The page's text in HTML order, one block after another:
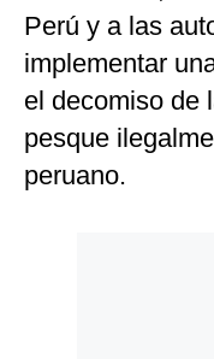
Perú y a las
implementar
el decomiso de
pesque
peruano.